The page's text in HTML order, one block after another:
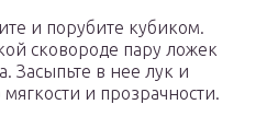
и порубите кубиком.
сковороде пару ложек
Засыпьте в нее лук и
и прозрачности.